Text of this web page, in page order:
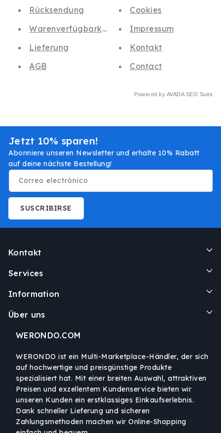
Rücksendung
Warenverfügbarkeit
Lieferung
AGB
Cookies
Impressum
Kontakt
Contact
Powered by AVADA SEO Suite
Jetzt 10% sparen!
Abonniere unseren Newsletter und erhalte 10% Rabatt
auf deine nächste Bestellung!
Correo electrónico
SUSCRIBIRSE
Kontakt
Services
Information
Über uns
WERONDO.COM
WERONDO ist ein Multi-Marketplace-Händler, der sich
auf hochwertige und preisgünstige Produkte
spezialisiert hat. Mit einer breiten Auswahl, attraktiven
Preisen und exzellentem Kundenservice bieten wir
unseren Kunden ein erstklassiges Einkaufserlebnis.
Dank schneller Lieferung und sicheren
Zahlungsmethoden machen wir Online-Shopping